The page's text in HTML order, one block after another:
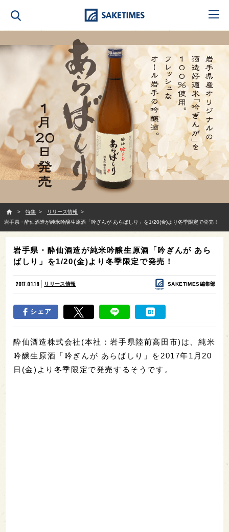
特集
リリース情報
岩手県・酔仙酒造が純米吟醸生原酒「吟ぎんが あらばしり」を1/20(金)より冬季限定で発売！
岩手県・酔仙酒造が純米吟醸生原酒「吟ぎんが あら
ばしり」を1/20(金)より冬季限定で発売！
2017.01.18 リリース情報 SAKETIMES編集部
シェア
酔仙酒造株式会社(本社：岩手県陸前高田市)は、純米
吟醸生原酒「吟ぎんが あらばしり」を2017年1月20
日(金)より冬季限定で発売するそうです。